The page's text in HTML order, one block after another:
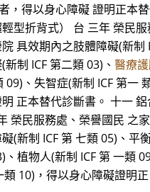
，得以身心障礙 證明正本
型折背式） 台 三年 榮民
具效期內之肢體障礙(新制
制 ICF 第二類 03)、 醫療
09)、失智症(新制 ICF 第一
正本替代診斷書。 十一
榮民服務處、榮譽國民 之
(新制 ICF 第 七類 05)、平
、植物人(新制 ICF 第 一類
類 10)，得以身心障礙證明